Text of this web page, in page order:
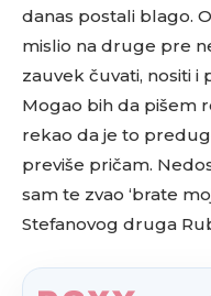
danas postali blago.
mislio na druge pre
zauvek čuvati, nositi i
Mogao bih da pišem
rekao da je to
previše pričam.
sam te zvao ‘brate
Stefanovog druga